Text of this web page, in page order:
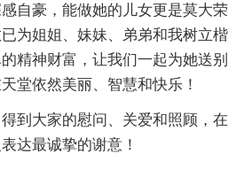
自豪，能做她的儿女更是莫大荣
为姐姐、妹妹、弟弟和我树立楷
精神财富，让我们一起为她送别
堂依然美丽、智慧和快乐！
到大家的慰问、关爱和照顾，在
达最诚挚的谢意！